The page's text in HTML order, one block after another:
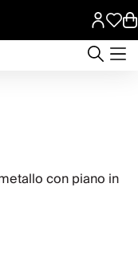
con piano in